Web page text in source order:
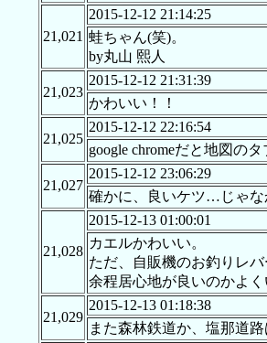
21,021
2015-12-12 21:14:25
蛙ちゃん(笑)。
by丸山 熙人
21,023
2015-12-12 21:31:39
かわいい！！
21,025
2015-12-12 22:16:54
google chromeだと地図の
21,027
2015-12-12 23:06:29
確かに、良いケツ…じゃな
21,028
2015-12-13 01:00:01
カエルかわいい。
ただ、自販機のお釣りレ
余程居心地が良いのかよく
21,029
2015-12-13 01:18:38
また森林鉄道か、塩那道